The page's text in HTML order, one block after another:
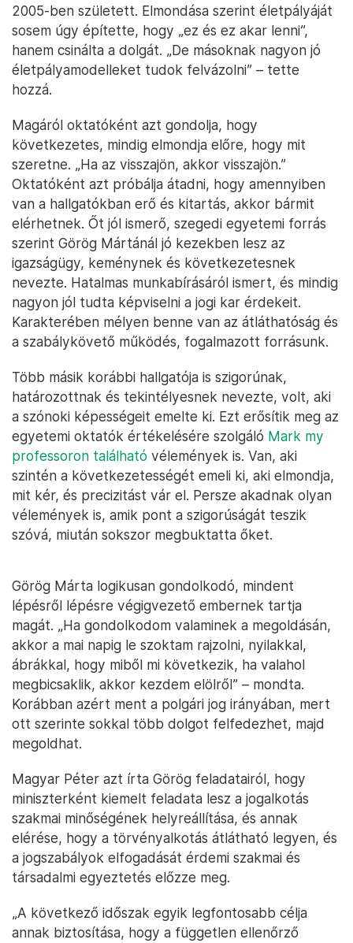
2005-ben született. Elmondása szerint életpályáját
sosem úgy építette, hogy „ez és ez akar lenni”,
hanem csinálta a dolgát. „De másoknak nagyon jó
életpályamodelleket tudok felvázolni” – tette
hozzá.
Magáról oktatóként azt gondolja, hogy
következetes, mindig elmondja előre, hogy mit
szeretne. „Ha az visszajön, akkor visszajön.”
Oktatóként azt próbálja átadni, hogy amennyiben
van a hallgatókban erő és kitartás, akkor bármit
elérhetnek. Őt jól ismerő, szegedi egyetemi forrás
szerint Görög Mártánál jó kezekben lesz az
igazságügy, keménynek és következetesnek
nevezte. Hatalmas munkabírásáról ismert, és mindig
nagyon jól tudta képviselni a jogi kar érdekeit.
Karakterében mélyen benne van az átláthatóság és
a szabálykövető működés, fogalmazott forrásunk.
Több másik korábbi hallgatója is szigorúnak,
határozottnak és tekintélyesnek nevezte, volt, aki
a szónoki képességeit emelte ki. Ezt erősítik meg az
egyetemi oktatók értékelésére szolgáló Mark my
professoron található vélemények is. Van, aki
szintén a következetességét emeli ki, aki elmondja,
mit kér, és precizitást vár el. Persze akadnak olyan
vélemények is, amik pont a szigorúságát teszik
szóvá, miután sokszor megbuktatta őket.
Görög Márta logikusan gondolkodó, mindent
lépésről lépésre végigvezető embernek tartja
magát. „Ha gondolkodom valaminek a megoldásán,
akkor a mai napig le szoktam rajzolni, nyilakkal,
ábrákkal, hogy miből mi következik, ha valahol
megbicsaklik, akkor kezdem elölről” – mondta.
Korábban azért ment a polgári jog irányában, mert
ott szerinte sokkal több dolgot felfedezhet, majd
megoldhat.
Magyar Péter azt írta Görög feladatairól, hogy
miniszterként kiemelt feladata lesz a jogalkotás
szakmai minőségének helyreállítása, és annak
elérése, hogy a törvényalkotás átlátható legyen, és
a jogszabályok elfogadását érdemi szakmai és
társadalmi egyeztetés előzze meg.
„A következő időszak egyik legfontosabb célja
annak biztosítása, hogy a független ellenőrző